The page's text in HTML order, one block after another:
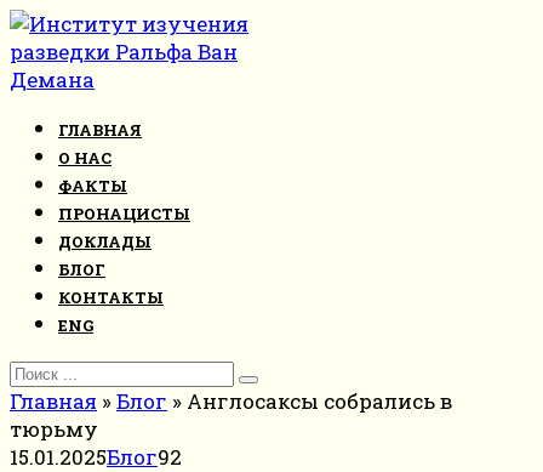
Перейти
к
контенту
ГЛАВНАЯ
О НАС
ФАКТЫ
ПРОНАЦИСТЫ
ДОКЛАДЫ
БЛОГ
КОНТАКТЫ
ENG
Search
for:
Главная »Блог » Англосаксы собрались в
тюрьму
15.01.2025Блог92